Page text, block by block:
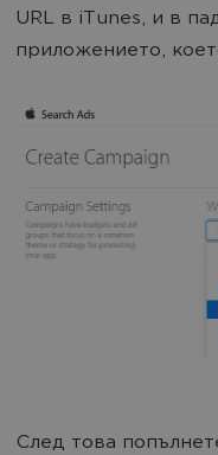
URL в iTunes, и в
приложението,
След това